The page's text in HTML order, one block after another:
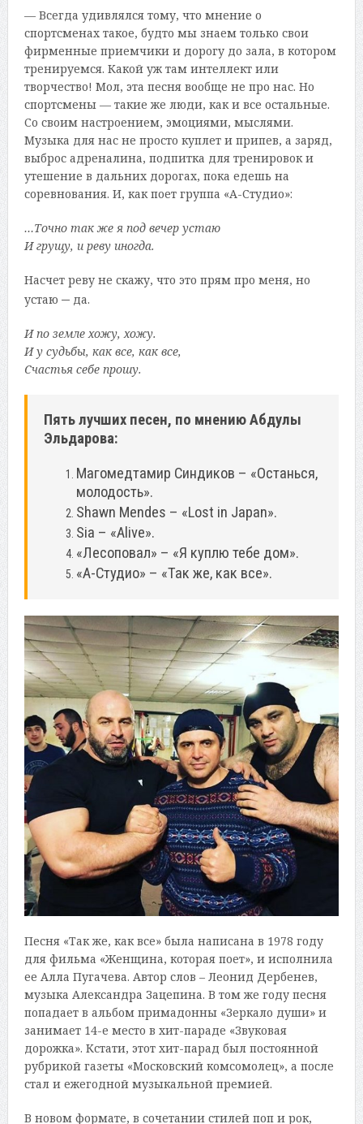
— Всегда удивлялся тому, что мнение о
спортсменах такое, будто мы знаем только свои
фирменные приемчики и дорогу до зала, в котором
тренируемся. Какой уж там интеллект или
творчество! Мол, эта песня вообще не про нас. Но
спортсмены — такие же люди, как и все остальные.
Со своим настроением, эмоциями, мыслями.
Музыка для нас не просто куплет и припев, а заряд,
выброс адреналина, подпитка для тренировок и
утешение в дальних дорогах, пока едешь на
соревнования. И, как поет группа «А-Студио»:
…Точно так же я под вечер устаю
И грущу, и реву иногда.
Насчет реву не скажу, что это прям про меня, но
устаю –да.
И по земле хожу, хожу.
И у судьбы, как все, как все,
Счастья себе прошу.
Пять лучших песен, по мнению Абдулы
Эльдарова:
Магомедтамир Синдиков – «Останься,
молодость».
Shawn Mendes – «Lost in Japan».
Sia – «Alive».
«Лесоповал» – «Я куплю тебе дом».
«А-Студио» – «Так же, как все».
Песня «Так же, как все» была написана в 1978 году
для фильма «Женщина, которая поет», и исполнила
ее Алла Пугачева. Автор слов – Леонид Дербенев,
музыка Александра Зацепина. В том же году песня
попадает в альбом примадонны «Зеркало души» и
занимает 14-е место в хит-параде «Звуковая
дорожка». Кстати, этот хит-парад был постоянной
рубрикой газеты «Московский комсомолец», а после
стал и ежегодной музыкальной премией.
В новом формате, в сочетании стилей поп и рок,